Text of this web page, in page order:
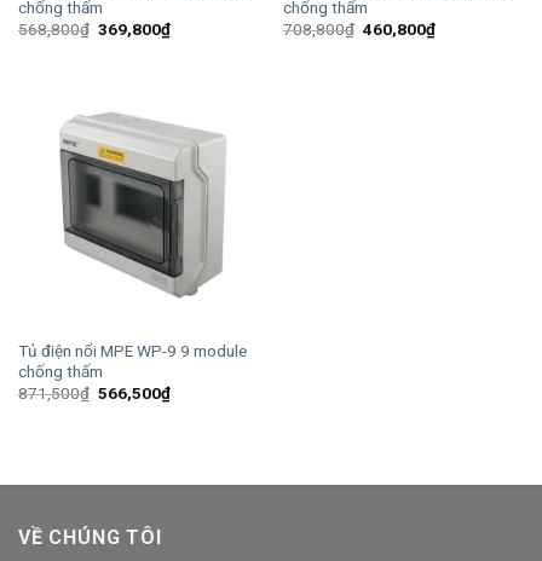
chống thấm
568,800₫ Giá
369,800₫Giá
hiện
chống thấm
708,800₫ Giá
460,800₫Giá
hiện
Tủ điện nổi MPE WP-9 9 module
chống thấm
871,500₫ Giá
566,500₫Giá
hiện
VỀ CHÚNG TÔI